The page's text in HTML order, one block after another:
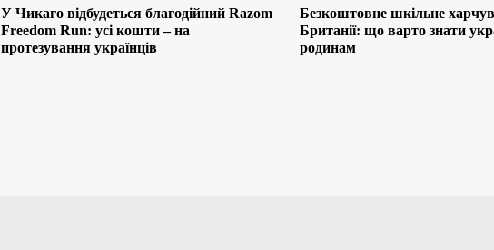
У Чикаго відбудеться благодійний Razom
Freedom Run: усі кошти – на
протезування українців
Безкоштовне шкільне
Британії: що варто знати
родинам